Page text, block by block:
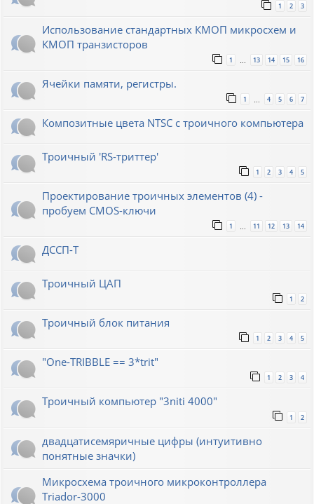
1 2 3
Использование стандартных КМОП микросхем и
КМОП транзисторов
1 13 14 15 16
Ячейки памяти, регистры.
1 4 5 6 7
Композитные цвета NTSC с троичного компьютера
Троичный 'RS-триттер'
1 2 3 4 5
Проектирование троичных элементов (4) -
пробуем CMOS-ключи
1 … 11 12 13 14
ДССП-Т
Троичный ЦАП
1 2
Троичный блок питания
1 2 3 4 5
"One-TRIBBLE == 3*trit"
1 2 3 4
Троичный компьютер "3niti 4000"
1 2
двадцатисемяричные цифры (интуитивно
понятные значки)
Микросхема троичного микроконтроллера
Triador-3000